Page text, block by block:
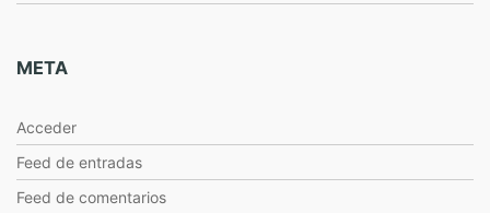
META
Acceder
Feed de entradas
Feed de comentarios